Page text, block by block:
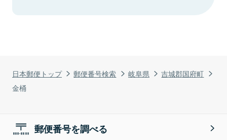
日本郵便トップ 郵便番号検索 岐阜県
吉城郡国府町
金桶
郵便番号を調べる